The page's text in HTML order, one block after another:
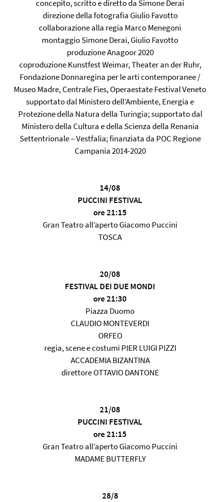
concepito, scritto e diretto da Simone Derai
direzione della fotografia Giulio Favotto
collaborazione alla regia Marco Menegoni
montaggio Simone Derai, Giulio Favotto
produzione Anagoor 2020
coproduzione Kunstfest Weimar, Theater an der Ruhr,
Fondazione Donnaregina per le arti contemporanee /
Museo Madre, Centrale Fies, Operaestate Festival Veneto
supportato dal Ministero dell’Ambiente, Energia e
Protezione della Natura della Turingia; supportato dal
Ministero della Cultura e della Scienza della Renania
Settentrionale – Vestfalia; finanziata da POC Regione
Campania 2014-2020
14/08
PUCCINI FESTIVAL
ore 21:15
Gran Teatro all’aperto Giacomo Puccini
TOSCA
20/08
FESTIVAL DEI DUE MONDI
ore 21:30
Piazza Duomo
CLAUDIO MONTEVERDI
ORFEO
regia, scene e costumi PIER LUIGI PIZZI
ACCADEMIA BIZANTINA
direttore OTTAVIO DANTONE
21/08
PUCCINI FESTIVAL
ore 21:15
Gran Teatro all’aperto Giacomo Puccini
MADAME BUTTERFLY
28/8